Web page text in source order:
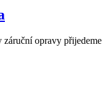
záruční opravy přijedeme